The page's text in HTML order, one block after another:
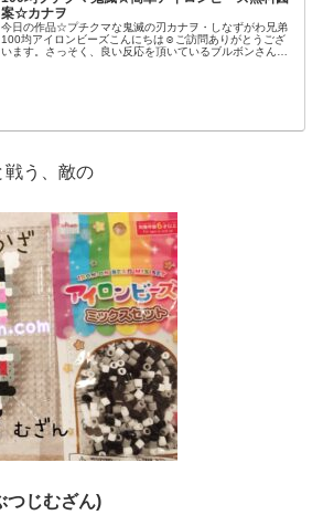
案☆カナヲ
今日の作品☆プチクマな鬼滅の刃カナヲ・しなずがわ兄弟
100均アイロンビーズこんにちは☺ご訪問ありがとうござ
います。さっそく、良い反応を頂いているブルボンさんの
戦う、敵の
つじむざん)